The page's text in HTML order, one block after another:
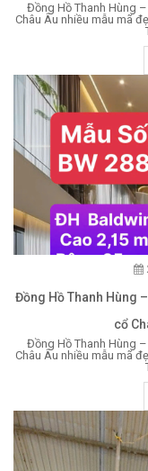
Đồng Hồ Thanh Hùng
Châu Âu nhiều mẫu mã
Đồng Hồ Thanh Hùng
cổ
Đồng Hồ Thanh Hùng
Châu Âu nhiều mẫu mã